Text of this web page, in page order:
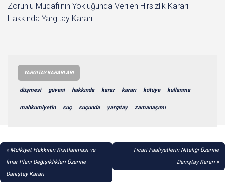
Zorunlu Müdafiinin Yokluğunda Verilen Hırsızlık Kararı
Hakkında Yargıtay Kararı
YARGITAY KARARLARI
düşmesi güveni hakkında karar kararı kötüye kullanma
mahkumiyetin suç suçunda yargıtay zamanaşımı
YAZI
GEZINMESI
Mülkiyet Hakkının Kısıtlanması ve
İmar Planı Değişiklikleri Üzerine
Danıştay Kararı
Ticari Faaliyetlerin Niteliği Üzerine
Danıştay Kararı